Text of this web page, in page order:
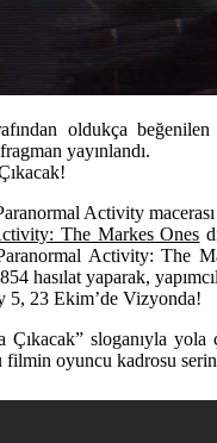
oldukça
yayınlandı.
Activity
The Markes Ones
Activity: The
hasılat yaparak,
5, 23 Ekim’de Vizyonda!
Çıkacak” sloganıyla yola
oyuncu kadrosu